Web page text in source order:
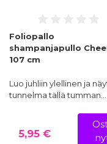
Foliopallo
shampanjapullo
107 cm
Luo juhliin ylellinen ja
tunnelma tällä tumman…
5,95 €